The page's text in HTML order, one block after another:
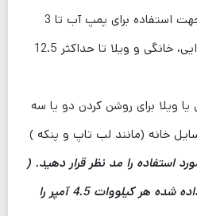
پیمانکاران ساختمانی جهت استفاده برای پمپ آب تا 3
اسب ، دستگاهای نانوایی، خانگی و ویلا تا حداکثر 12.5
ویلا برای روشن کردن دو یا سه
خانه (مانند لب تاپ و پنکه )
استفاده را مد نظر قرار دهید. (
پاراگراف دوم توضیح داده شده هر کیلووات 4.5 آمپر را